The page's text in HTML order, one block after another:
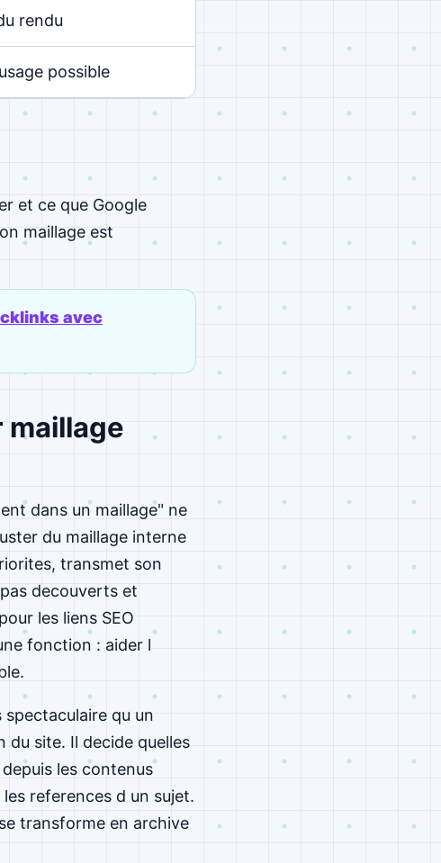
rendu
possible
et ce que Google
maillage est
avec
maillage
dans un maillage" ne
du maillage interne
transmet son
decouverts et
les liens SEO
fonction : aider l
qu un
site. Il decide quelles
les contenus
references d un sujet.
transforme en archive